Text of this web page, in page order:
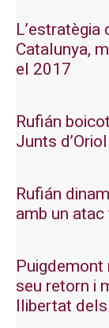
Catalunya,
el 2017
Rufián
Junts
Rufián
amb un
seu retorn i
llibertat